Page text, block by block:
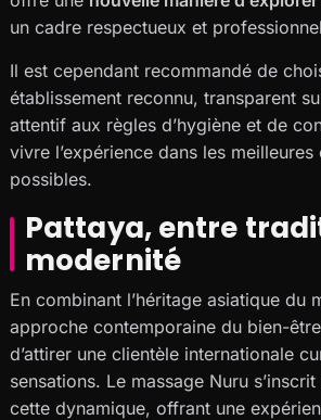
un cadre respectueux et
Il est cependant recommandé de
établissement reconnu, transparent
attentif aux règles d’hygiène et de
vivre l’expérience dans les
possibles.
Pattaya, entre
modernité
En combinant l’héritage asiatique du
approche contemporaine du bien-
d’attirer une clientèle internationale
sensations. Le massage Nuru
cette dynamique, offrant une